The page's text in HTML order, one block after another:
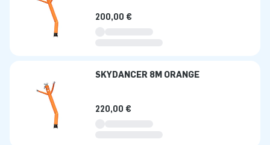
200,00 €
SKYDANCER 8M ORANGE
220,00 €